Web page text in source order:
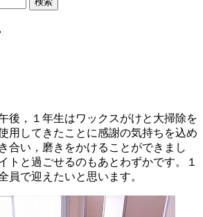
後，１年生はワックスがけと大掃除を
用してきたことに感謝の気持ちを込め
合い，磨きをかけることができまし
トと過ごせるのもあとわずかです。１
員で迎えたいと思います。